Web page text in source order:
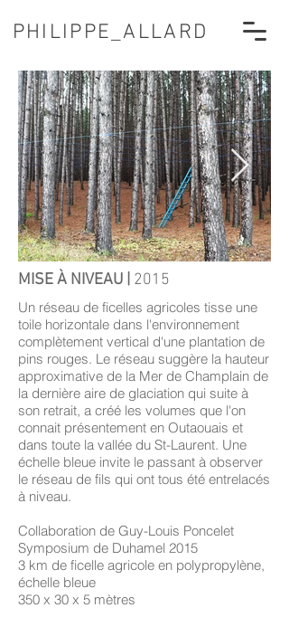
PHILIPPE_ALLARD
MISE À NIVEAU | 2015
Un réseau de ficelles agricoles tisse une
toile horizontale dans l'environnement
complètement vertical d'une plantation de
pins rouges. Le réseau suggère la hauteur
approximative de la Mer de Champlain de
la dernière aire de glaciation qui suite à
son retrait, a créé les volumes que l'on
connait présentement en Outaouais et
dans toute la vallée du St-Laurent. Une
échelle bleue invite le passant à observer
le réseau de fils qui ont tous été entrelacés
à niveau.
Collaboration de Guy-Louis Poncelet
Symposium de Duhamel 2015
3 km de ficelle agricole en polypropylène,
échelle bleue
350 x 30 x 5 mètres